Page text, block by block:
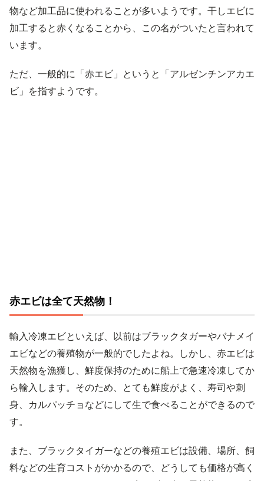
物など加工品に使われることが多いようです。干しエビに
加工すると赤くなることから、この名がついたと言われて
います。
ただ、一般的に「赤エビ」というと「アルゼンチンアカエ
ビ」を指すようです。
赤エビは全て天然物！
輸入冷凍エビといえば、以前はブラックタガーやバナメイ
エビなどの養殖物が一般的でしたよね。しかし、赤エビは
天然物を漁獲し、鮮度保持のために船上で急速冷凍してか
ら輸入します。そのため、とても鮮度がよく、寿司や刺
身、カルパッチョなどにして生で食べることができるので
す。
また、ブラックタイガーなどの養殖エビは設備、場所、飼
料などの生育コストがかかるので、どうしても価格が高く